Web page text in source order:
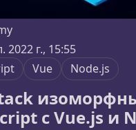
2022 г., 15:55
Vue Node.js
с Vue.js и